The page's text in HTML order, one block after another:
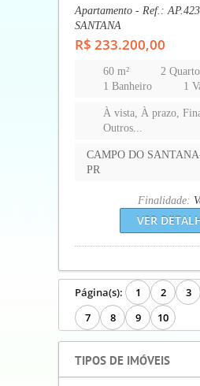
SANTANA
R$ 220.000,00
1 Banheiro
1
Outros...
PR
VER
Apartamento - Ref.:
SANTANA
R$ 233.200,00
1 Banheiro
À vista, À prazo,